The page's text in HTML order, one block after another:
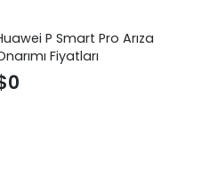
P Smart Pro Arıza
Fiyatları
0